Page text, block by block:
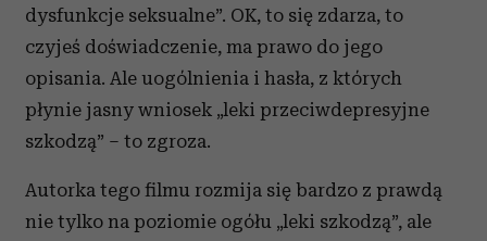
dysfunkcje seksualne”. OK, to się zdarza, to
czyjeś doświadczenie, ma prawo do jego
opisania. Ale uogólnienia i hasła, z których
płynie jasny wniosek „leki przeciwdepresyjne
szkodzą” – to zgroza.
Autorka tego filmu rozmija się bardzo z prawdą
nie tylko na poziomie ogółu „leki szkodzą”, ale